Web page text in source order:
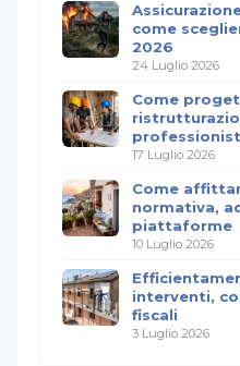
come
2026
24 Luglio 2026
Come
17 Luglio 2026
Come
normativa,
piattaforme
10 Luglio 2026
interventi,
fiscali
3 Luglio 2026